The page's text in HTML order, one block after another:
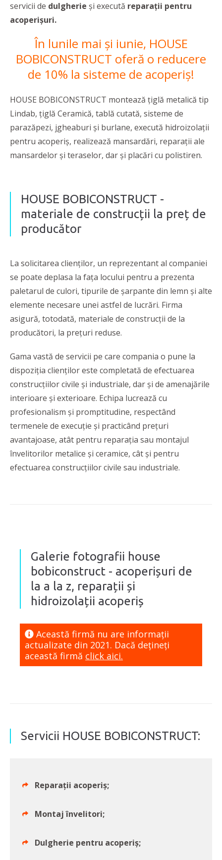
servicii de dulgherie și execută reparații pentru
acoperișuri.
În lunile mai și iunie, HOUSE
BOBICONSTRUCT oferă o reducere
de 10% la sisteme de acoperiș!
HOUSE BOBICONSTRUCT montează țiglă metalică tip
Lindab, țiglă Ceramică, tablă cutată, sisteme de
parazăpezi, jgheaburi și burlane, execută hidroizolații
pentru acoperiș, realizează mansardări, reparații ale
mansardelor și teraselor, dar și placări cu polistiren.
HOUSE BOBICONSTRUCT -
materiale de construcții la preț de
producător
La solicitarea clienților, un reprezentant al companiei
se poate deplasa la fața locului pentru a prezenta
paletarul de culori, tipurile de șarpante din lemn și alte
elemente necesare unei astfel de lucrări. Firma
asigură, totodată, materiale de construcții de la
producători, la prețuri reduse.
Gama vastă de servicii pe care compania o pune la
dispoziția clienților este completată de efectuarea
construcțiilor civile și industriale, dar și de amenajările
interioare și exterioare. Echipa lucrează cu
profesionalism și promptitudine, respectând
termenele de execuție și practicând prețuri
avantajoase, atât pentru reparația sau montajul
învelitorilor metalice și ceramice, cât și pentru
efectuarea construcțiilor civile sau industriale.
Galerie fotografii house
bobiconstruct - acoperișuri de
la a la z, reparații și
hidroizolații acoperiș
Această firmă nu are informaţii
actualizate din 2021. Dacă dețineți
această firmă click aici.
Servicii HOUSE BOBICONSTRUCT:
Reparații acoperiș;
Montaj învelitori;
Dulgherie pentru acoperiș;